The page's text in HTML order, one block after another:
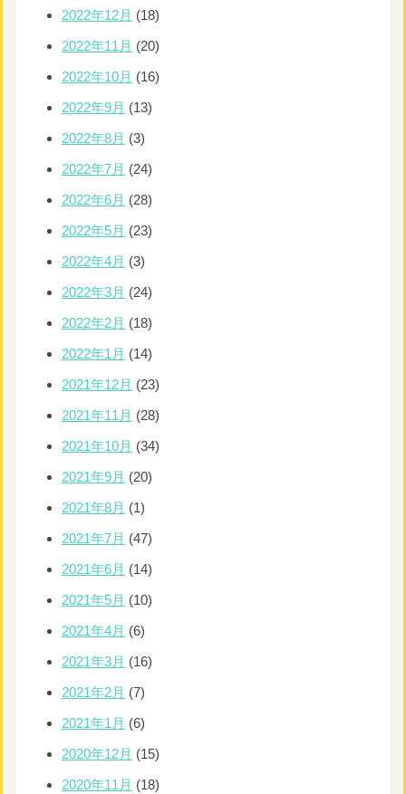
2022年12月 (18)
2022年11月 (20)
2022年10月 (16)
2022年9月 (13)
2022年8月 (3)
2022年7月 (24)
2022年6月 (28)
2022年5月 (23)
2022年4月 (3)
2022年3月 (24)
2022年2月 (18)
2022年1月 (14)
2021年12月 (23)
2021年11月 (28)
2021年10月 (34)
2021年9月 (20)
2021年8月 (1)
2021年7月 (47)
2021年6月 (14)
2021年5月 (10)
2021年4月 (6)
2021年3月 (16)
2021年2月 (7)
2021年1月 (6)
2020年12月 (15)
2020年11月 (18)